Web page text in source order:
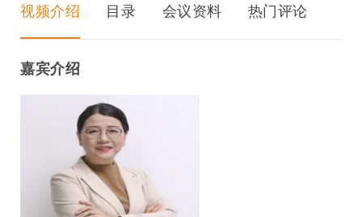
视频介绍 目录 会议资料 热门评论
嘉宾介绍